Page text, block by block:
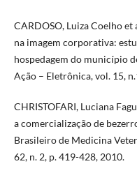
CARDOSO, Luiza Coelho
na imagem corporativa:
hospedagem do município
Ação – Eletrônica, vol. 15,
CHRISTOFARI, Luciana
a comercialização de
Brasileiro de Medicina
62, n. 2, p. 419-428, 2010.